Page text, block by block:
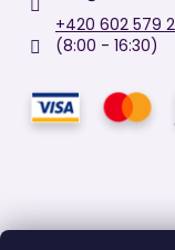
+420 602 579
(8:00 - 16:30)